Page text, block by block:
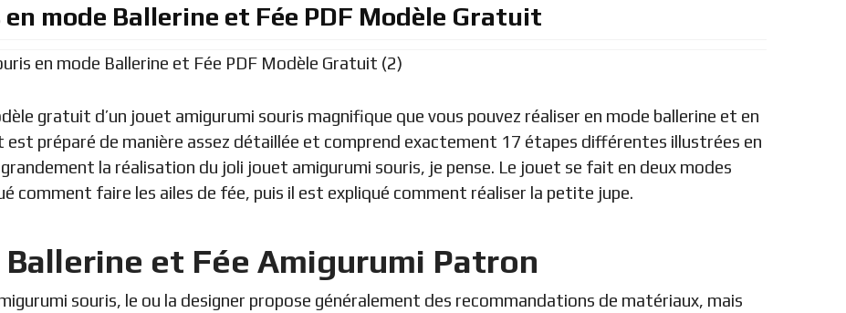
en mode Ballerine et Fée PDF Modèle Gratuit
gratuit d’un jouet amigurumi souris magnifique que vous pouvez réaliser en mode ballerine et en
est préparé de manière assez détaillée et comprend exactement 17 étapes différentes illustrées en
la réalisation du joli jouet amigurumi souris, je pense. Le jouet se fait en deux modes
comment faire les ailes de fée, puis il est expliqué comment réaliser la petite jupe.
et Fée Amigurumi Patron
souris, le ou la designer propose généralement des recommandations de matériaux, mais